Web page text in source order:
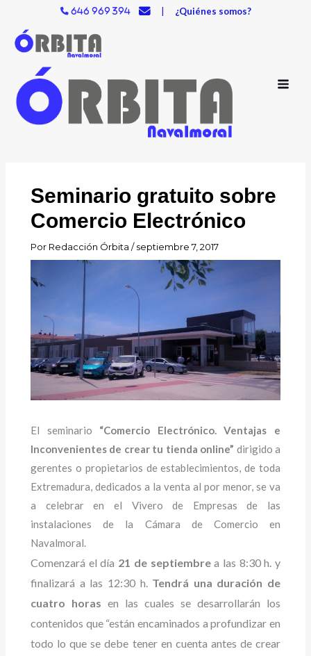
contenido
646 969 394 | ¿Quiénes somos?
Seminario gratuito sobre
Comercio Electrónico
Por Redacción Órbita/septiembre 7, 2017
El seminario “Comercio Electrónico. Ventajas e
Inconvenientes de crear tu tienda online” dirigido a
gerentes o propietarios de establecimientos, de toda
Extremadura, dedicados a la venta al por menor, se va
a celebrar en el Vivero de Empresas de las
instalaciones de la Cámara de Comercio en
Navalmoral.
Comenzará el día 21 de septiembrea las 8:30 h. y
finalizará a las 12:30 h. Tendrá una duración de
cuatro horas en las cuales se desarrollarán los
contenidos que “están encaminados a profundizar en
todo lo que se debe tener en cuenta antes de crear